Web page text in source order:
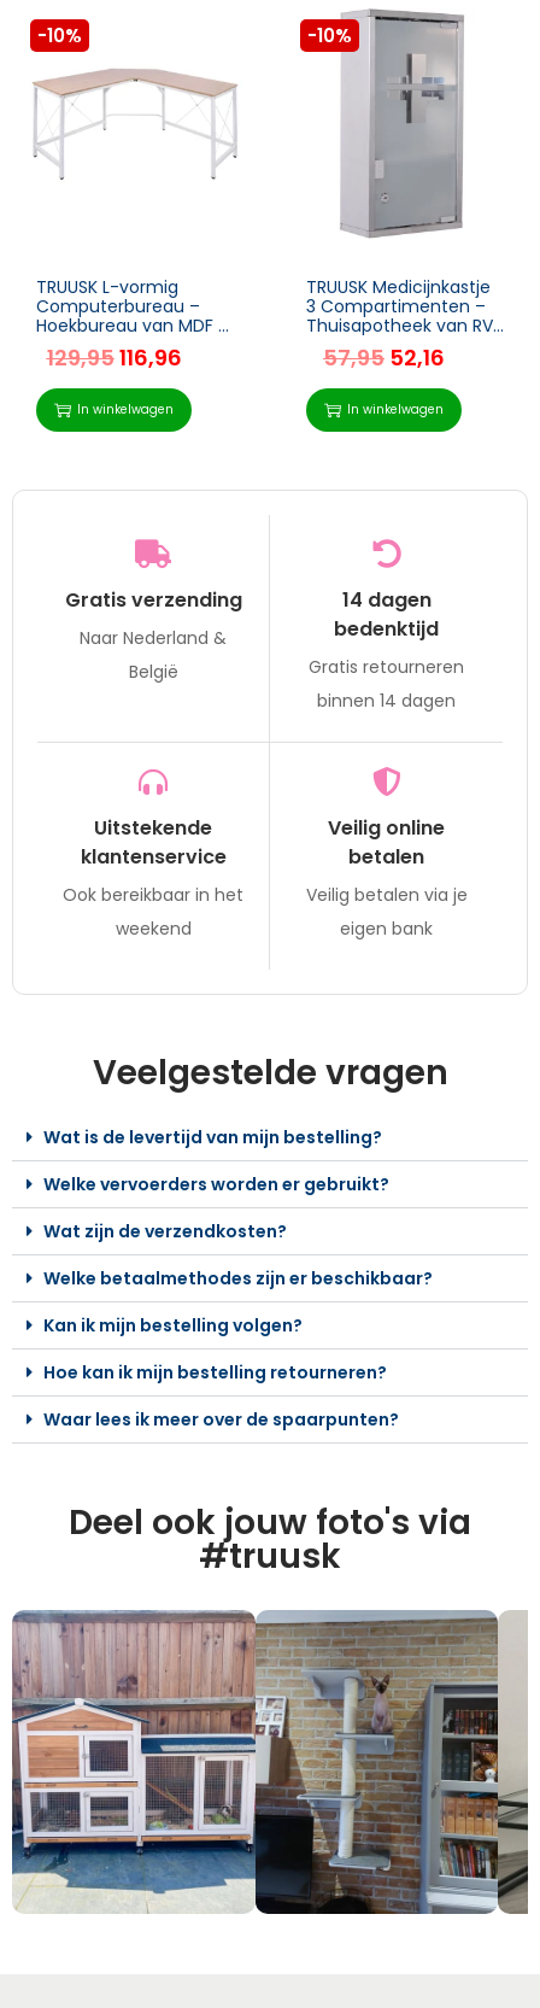
-10%
TRUUSK L-vormig
Computerbureau –
Hoekbureau van MDF –
Natuurlijke uitstraling –
150 x 150 x 76 cm –
Ideaal voor kantoor of
129,95116,96
In winkelwagen
-10%
TRUUSK Medicijnkastje
3 Compartimenten –
Thuisapotheek van RVS
– 25 x 12 x 48 cm –
Voor Thuisgebruik –
Stijlvol en Functioneel
57,95 52,16
In winkelwagen
Gratis verzending
Naar Nederland &
België
14 dagen
bedenktijd
Gratis retourneren
binnen 14 dagen
Uitstekende
klantenservice
Ook bereikbaar in het
weekend
Veilig online
betalen
Veilig betalen via je
eigen bank
Veelgestelde vragen
Wat is de levertijd van mijn bestelling?
Welke vervoerders worden er gebruikt?
Wat zijn de verzendkosten?
Welke betaalmethodes zijn er beschikbaar?
Kan ik mijn bestelling volgen?
Hoe kan ik mijn bestelling retourneren?
Waar lees ik meer over de spaarpunten?
Deel ook jouw foto's via
#truusk